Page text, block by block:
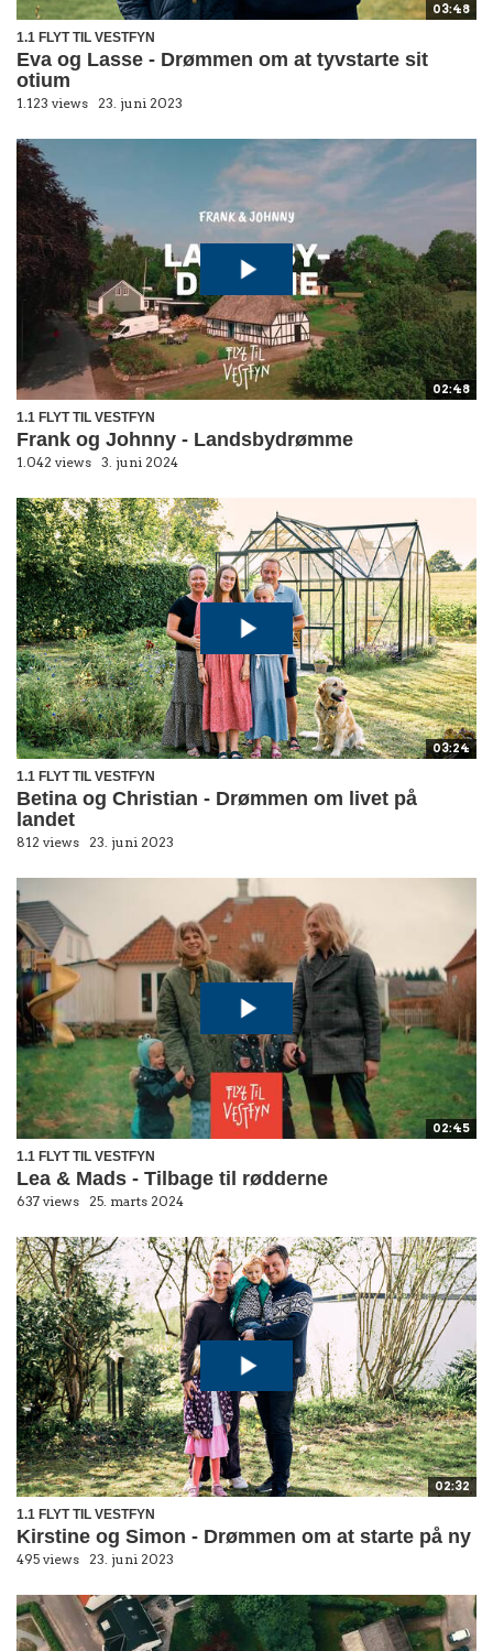
03:48
1.1 FLYT TIL VESTFYN
Eva og Lasse - Drømmen om at tyvstarte sit
otium
1.123 views 23. juni 2023
02:48
1.1 FLYT TIL VESTFYN
Frank og Johnny - Landsbydrømme
1.042 views 3. juni 2024
03:24
1.1 FLYT TIL VESTFYN
Betina og Christian - Drømmen om livet på
landet
812 views 23. juni 2023
02:45
1.1 FLYT TIL VESTFYN
Lea & Mads - Tilbage til rødderne
637 views 25. marts 2024
02:32
1.1 FLYT TIL VESTFYN
Kirstine og Simon - Drømmen om at starte på ny
495 views 23. juni 2023